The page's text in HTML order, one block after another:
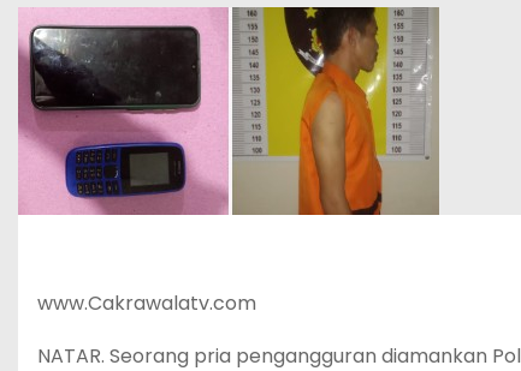
www.Cakrawalatv.com
NATAR. Seorang pria pengangguran diamankan